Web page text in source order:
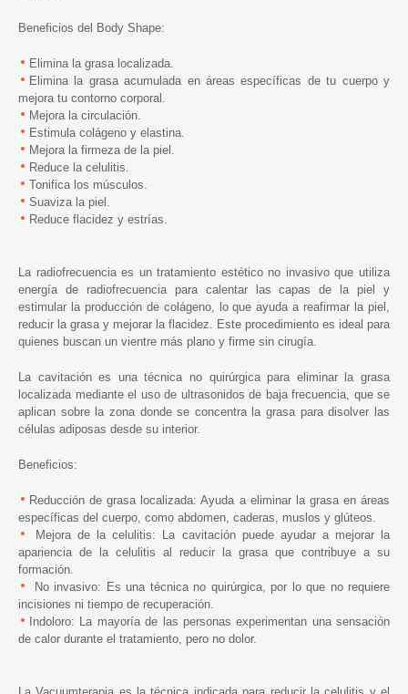
Beneficios del Body Shape:
Elimina la grasa localizada.
Elimina la grasa acumulada en áreas específicas de tu cuerpo y
mejora tu contorno corporal.
Mejora la circulación.
Estimula colágeno y elastina.
Mejora la firmeza de la piel.
Reduce la celulitis.
Tonifica los músculos.
Suaviza la piel.
Reduce flacidez y estrías.
La radiofrecuencia es un tratamiento estético no invasivo que utiliza
energía de radiofrecuencia para calentar las capas de la piel y
estimular la producción de colágeno, lo que ayuda a reafirmar la piel,
reducir la grasa y mejorar la flacidez. Este procedimiento es ideal para
quienes buscan un vientre más plano y firme sin cirugía.
La cavitación es una técnica no quirúrgica para eliminar la grasa
localizada mediante el uso de ultrasonidos de baja frecuencia, que se
aplican sobre la zona donde se concentra la grasa para disolver las
células adiposas desde su interior.
Beneficios:
Reducción de grasa localizada: Ayuda a eliminar la grasa en áreas
específicas del cuerpo, como abdomen, caderas, muslos y glúteos.
Mejora de la celulitis: La cavitación puede ayudar a mejorar la
apariencia de la celulitis al reducir la grasa que contribuye a su
formación.
No invasivo: Es una técnica no quirúrgica, por lo que no requiere
incisiones ni tiempo de recuperación.
Indoloro: La mayoría de las personas experimentan una sensación
de calor durante el tratamiento, pero no dolor.